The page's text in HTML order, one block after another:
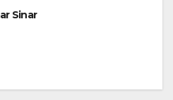
Sinar